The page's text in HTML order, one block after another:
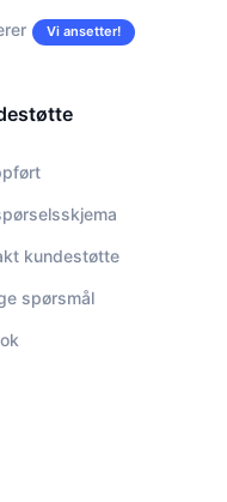
Vi ansetter!
kundestøtte
spørsmål